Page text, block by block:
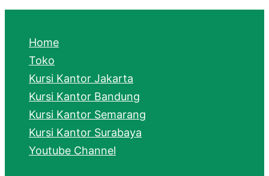
Home
Toko
Kursi Kantor Jakarta
Kursi Kantor Bandung
Kursi Kantor Semarang
Kursi Kantor Surabaya
Youtube Channel